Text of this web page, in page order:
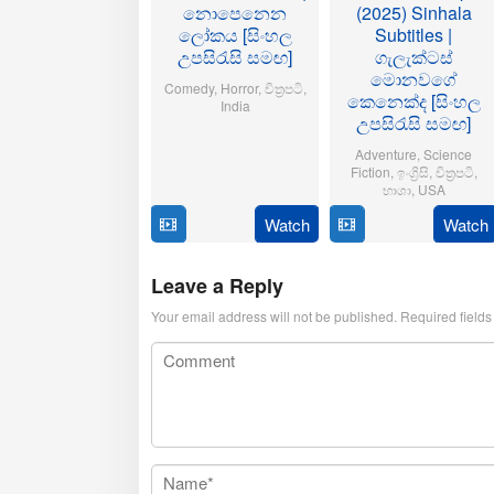
නොපෙනෙන
ලෝකය [සිංහල
උපසිරැසි සමඟ]
Comedy, Horror, චිත්‍රපටි
India
Watch
(2025) Sinhala
Subtitles |
ගැලැක්ටස්
මොනවගේ
කෙනෙක්ද [සිංහල
උපසිරැසි සමඟ]
Adventure Science
Fiction ඉංග්‍රිසි චිත්‍රපටි
භාශා, USA
Jul
Matt
Shakman
Watch
Leave a Reply
Your email address will not be published. Required